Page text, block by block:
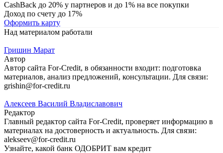
CashBack до 20% у партнеров и до 1% на все покупки
Доход по счету до 17%
Оформить карту
Над материалом работали
Гришин Марат
Автор
Автор сайта For-Credit, в обязанности входит: подготовка
материалов, анализ предложений, консультации. Для связи:
grishin@for-credit.ru
Алексеев Василий Владиславович
Редактор
Главный редактор сайта For-Credit, проверяет информацию в
материалах на достоверность и актуальность. Для связи:
alekseev@for-credit.ru
Узнайте, какой банк ОДОБРИТ вам кредит